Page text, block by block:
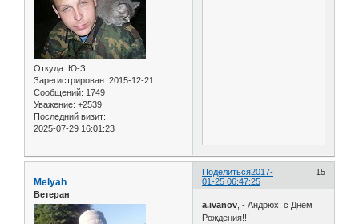
Откуда: Ю-З
Зарегистрирован: 2015-12-21
Сообщений: 1749
Уважение: +2539
Последний визит:
2025-07-29 16:01:23
Поделиться 15
2017-
01-25 06:47:25
Melyah
Ветеран
а.ivanov , - Андрюх, с Днём
Рождения!!!